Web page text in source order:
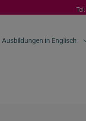
Tel:
Ausbildungen in Englisch